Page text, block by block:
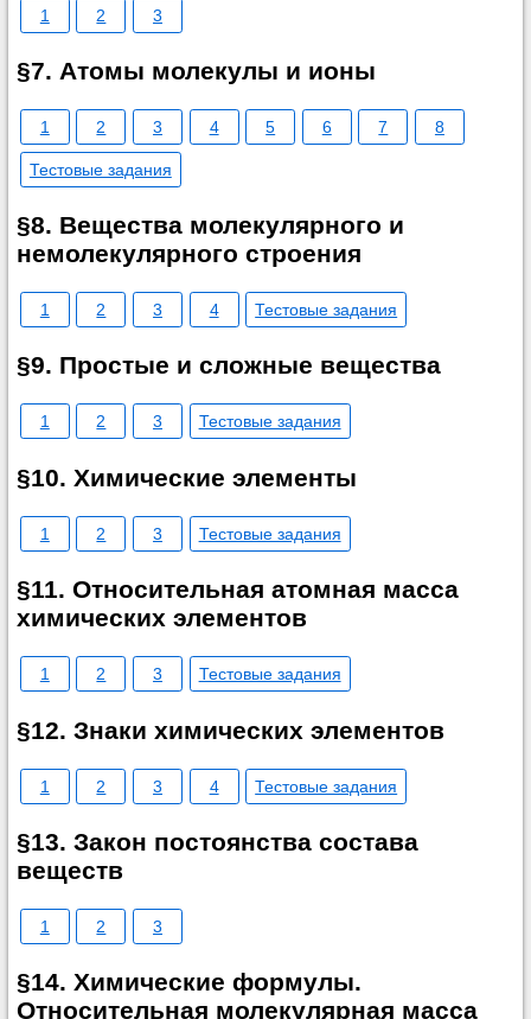
1 2 3
§7. Атомы молекулы и ионы
1 2 3 4 5 6 7 8
Тестовые задания
§8. Вещества молекулярного и
немолекулярного строения
1 2 3 4 Тестовые задания
§9. Простые и сложные вещества
1 2 3 Тестовые задания
§10. Химические элементы
1 2 3 Тестовые задания
§11. Относительная атомная масса
химических элементов
1 2 3 Тестовые задания
§12. Знаки химических элементов
1 2 3 4 Тестовые задания
§13. Закон постоянства состава
веществ
1 2 3
§14. Химические формулы.
Относительная молекулярная масса